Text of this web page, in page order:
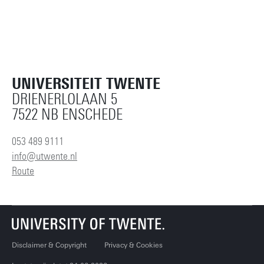
UNIVERSITEIT TWENTE
DRIENERLOLAAN 5
7522 NB ENSCHEDE
053 489 9111
info@utwente.nl
Route
Disclaimer & Copyright Privacy & Cookies